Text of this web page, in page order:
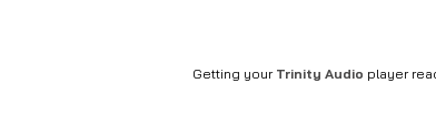
Getting your Trinity Audio player